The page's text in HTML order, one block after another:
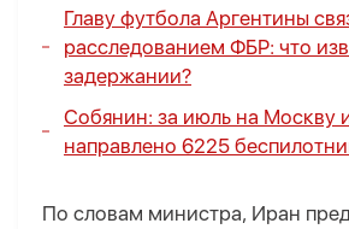
Главу футбола Аргентины
расследованием ФБР: что
задержании?
Собянин: за июль на Москву
направлено 6225
По словам министра, Иран